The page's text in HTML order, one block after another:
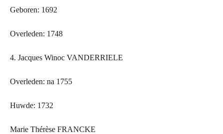
Geboren: 1692
Overleden: 1748
4. Jacques Winoc VANDERRIELE
Overleden: na 1755
Huwde: 1732
Marie Thérèse FRANCKE